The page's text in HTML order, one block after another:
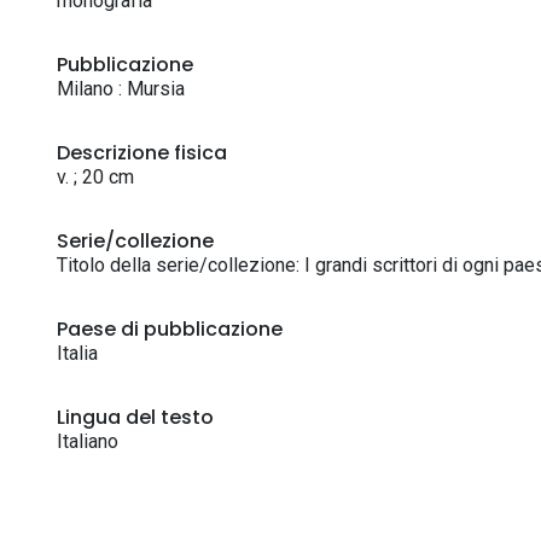
Pubblicazione
Milano : Mursia
Descrizione fisica
v. ; 20 cm
Serie/collezione
Titolo della serie/collezione: I grandi scrittori di ogni
Paese di pubblicazione
Italia
Lingua del testo
Italiano